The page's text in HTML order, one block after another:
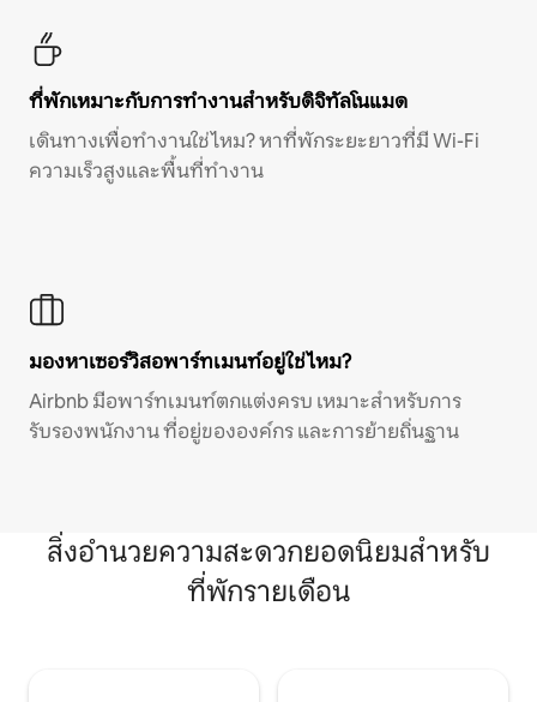
ที่พักเหมาะกับการทำงานสำหรับดิจิทัลโนแมด
เดินทางเพื่อทำงานใช่ไหม? หาที่พักระยะยาวที่มี Wi-Fi
ความเร็วสูงและพื้นที่ทำงาน
มองหาเซอร์วิสอพาร์ทเมนท์อยู่ใช่ไหม?
Airbnb มีอพาร์ทเมนท์ตกแต่งครบ เหมาะสำหรับการ
รับรองพนักงาน ที่อยู่ขององค์กร และการย้ายถิ่นฐาน
สิ่งอำนวยความสะดวกยอดนิยมสำหรับ
ที่พักรายเดือน